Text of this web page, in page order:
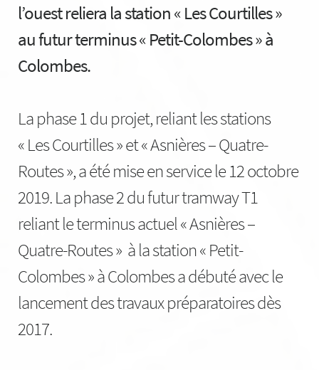
l’ouest reliera la station « Les Courtilles »
au futur terminus « Petit-Colombes » à
Colombes.
La phase 1 du projet, reliant les stations
« Les Courtilles » et « Asnières – Quatre-
Routes », a été mise en service le 12 octobre
2019. La phase 2 du futur tramway T1
reliant le terminus actuel « Asnières –
Quatre-Routes » à la station « Petit-
Colombes » à Colombes a débuté avec le
lancement des travaux préparatoires dès
2017.